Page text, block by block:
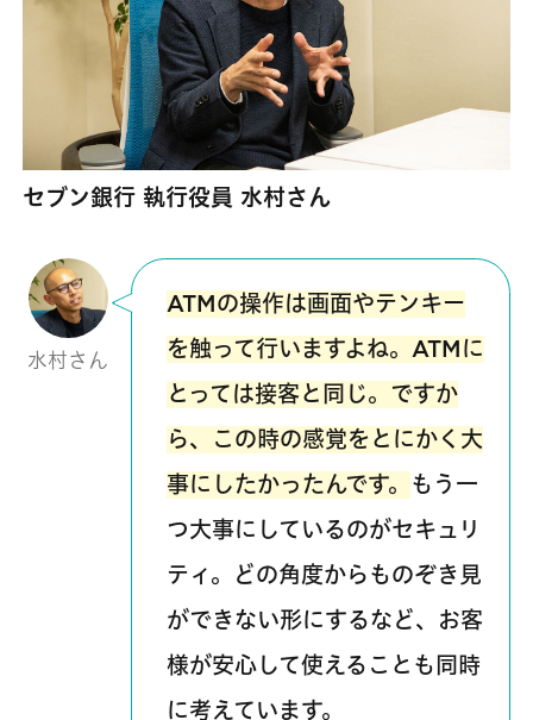
セブン銀行 執行役員 水村さん
水村さん
ATMの操作は画面やテンキー
を触って行いますよね。ATMに
とっては接客と同じ。ですか
ら、この時の感覚をとにかく大
事にしたかったんです。
もう一
つ大事にしているのがセキュリ
ティ。どの角度からものぞき見
ができない形にするなど、お客
様が安心して使えることも同時
に考えています。